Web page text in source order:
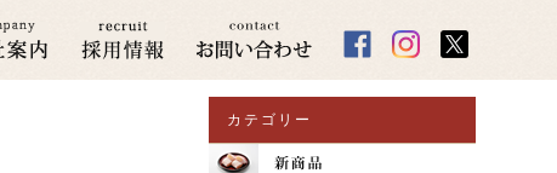
カテゴリー